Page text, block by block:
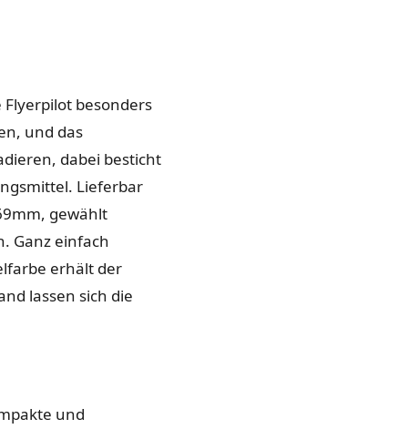
besonders
und das
dabei besticht
Lieferbar
gewählt
Ganz einfach
erhält der
lassen sich die
und